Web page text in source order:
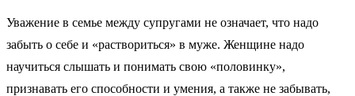
Уважение в семье между супругами не означает, что надо
забыть о себе и «раствориться» в муже. Женщине надо
научиться слышать и понимать свою «половинку»,
признавать его способности и умения, а также не забывать,